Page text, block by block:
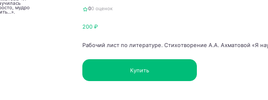
00 оценок
200 ₽
Рабочий лист по литературе. Стихотворение А.А. Ахматовой «Я
Купить